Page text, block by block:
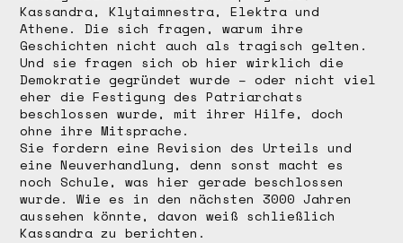
Kassandra, Klytaimnestra, Elektra und
Athene. Die sich fragen, warum ihre
Geschichten nicht auch als tragisch gelten.
Und sie fragen sich ob hier wirklich die
Demokratie gegründet wurde – oder nicht viel
eher die Festigung des Patriarchats
beschlossen wurde, mit ihrer Hilfe, doch
ohne ihre Mitsprache.
Sie fordern eine Revision des Urteils und
eine Neuverhandlung, denn sonst macht es
noch Schule, was hier gerade beschlossen
wurde. Wie es in den nächsten 3000 Jahren
aussehen könnte, davon weiß schließlich
Kassandra zu berichten.